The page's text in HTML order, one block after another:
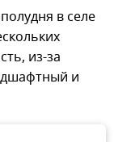
в селе
из-за
и